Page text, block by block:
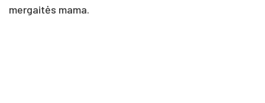
mergaitės mama.